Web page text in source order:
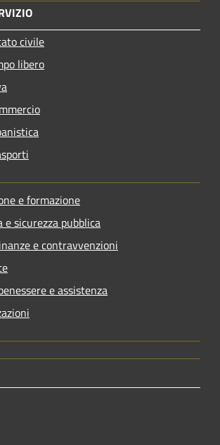
civile
libero
e formazione
e sicurezza pubblica
e contravvenzioni
e assistenza